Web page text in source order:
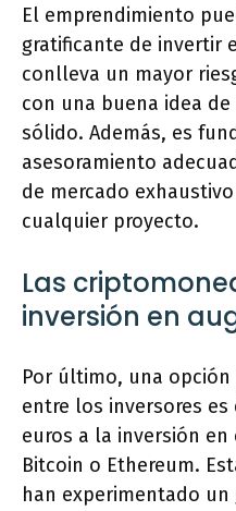
El emprendimiento
gratificante de invertir
conlleva un mayor
con una buena idea
sólido. Además, es
asesoramiento
de mercado
cualquier proyecto.
Las
inversión en
Por último, una
entre los inversores es
euros a la inversión
Bitcoin o Ethereum.
han experimentado